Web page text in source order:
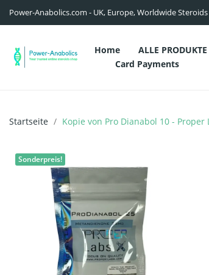
Power-Anabolics.com - UK, Europe, Worldwide
Home ALLE PRODUKTE
Card Payments
Startseite Kopie von Pro Dianabol 10 - Proper
Sonderpreis!